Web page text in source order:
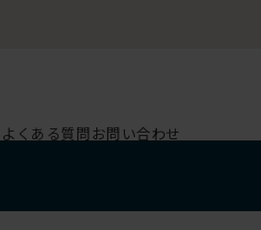
よくある質問お問い合わせ